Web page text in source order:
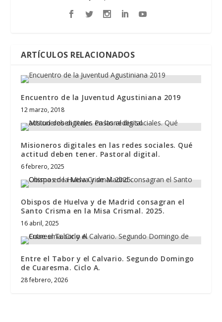
ARTÍCULOS RELACIONADOS
Encuentro de la Juventud Agustiniana 2019
12 marzo, 2018
Misioneros digitales en las redes sociales. Qué
actitud deben tener. Pastoral digital.
6 febrero, 2025
Obispos de Huelva y de Madrid consagran el
Santo Crisma en la Misa Crismal. 2025.
16 abril, 2025
Entre el Tabor y el Calvario. Segundo Domingo
de Cuaresma. Ciclo A.
28 febrero, 2026